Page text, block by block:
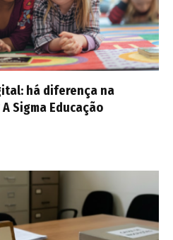
há diferença na
Sigma Educação